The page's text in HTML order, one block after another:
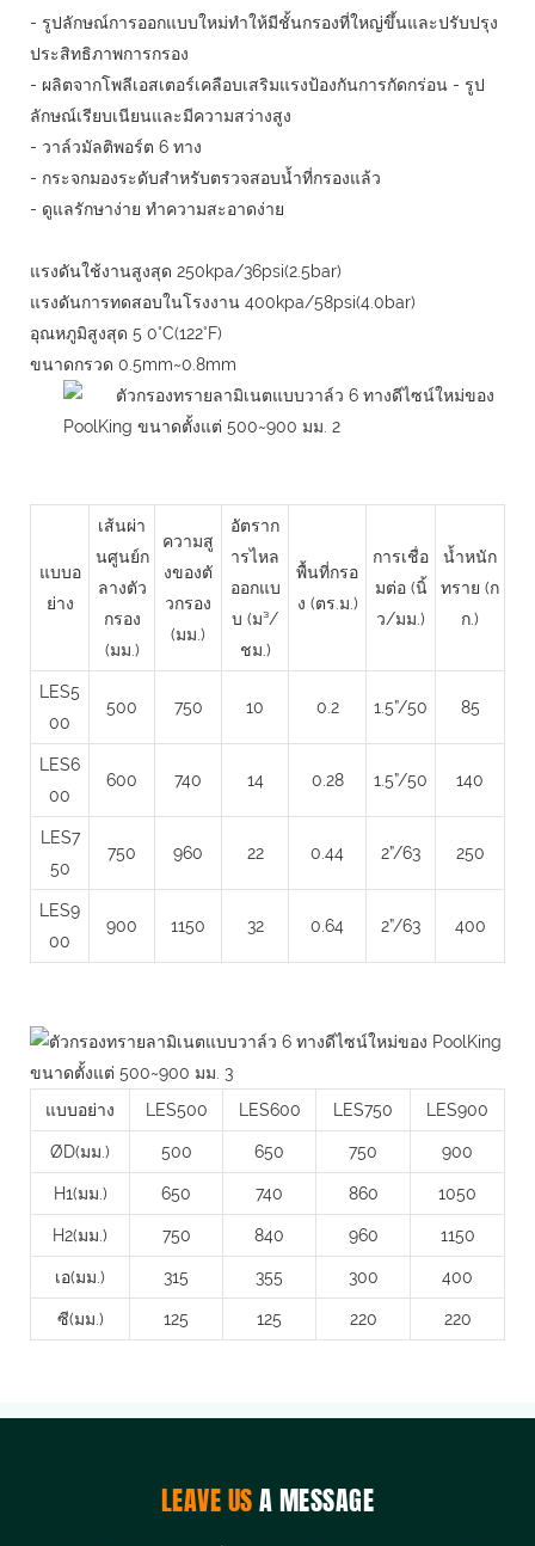
- รูปลักษณ์การออกแบบใหม่ทำให้มีชั้นกรองที่ใหญ่ขึ้นและปรับปรุง
ประสิทธิภาพการกรอง
- ผลิตจากโพลีเอสเตอร์เคลือบเสริมแรงป้องกันการกัดกร่อน - รูป
ลักษณ์เรียบเนียนและมีความสว่างสูง
- วาล์วมัลติพอร์ต 6 ทาง
- กระจกมองระดับสำหรับตรวจสอบน้ำที่กรองแล้ว
- ดูแลรักษาง่าย ทำความสะอาดง่าย
แรงดันใช้งานสูงสุด 250kpa/36psi(2.5bar)
แรงดันการทดสอบในโรงงาน 400kpa/58psi(4.0bar)
อุณหภูมิสูงสุด 5 0°C(122°F)
ขนาดกรวด 0.5mm~0.8mm
แบบอ
ย่าง
เส้นผ่า
นศูนย์ก
ลางตัว
กรอง
(มม.)
ความสู
งของตั
วกรอง
(มม.)
อัตราก
ารไหล
ออกแบ
บ (ม³/
ชม.)
พื้นที่กรอ
ง (ตร.ม.)
การเชื่อ
มต่อ (นิ้
ว/มม.)
น้ำหนัก
ทราย (ก
ก.)
LES5
00
500 750 10 0.2 1.5”/50 85
LES6
00
600 740 14 0.28 1.5”/50 140
LES7
50
750 960 22 0.44 2”/63 250
LES9
00
900 1150 32 0.64 2”/63 400
แบบอย่าง LES500 LES600 LES750 LES900
ØD(มม.) 500 650 750 900
H1(มม.) 650 740 860 1050
H2(มม.) 750 840 960 1150
เอ(มม.) 315 355 300 400
ซี(มม.) 125 125 220 220
LEAVE USA MESSAGE